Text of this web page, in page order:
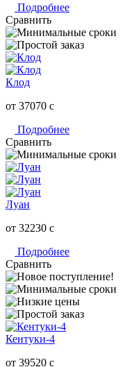
Подробнее
Сравнить
Клод
от 37070 c
Подробнее
Сравнить
Луан
от 32230 c
Подробнее
Сравнить
Кентуки-4
от 39520 c